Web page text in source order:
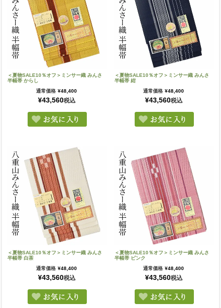
＜夏物SALE10％オフ＞ミンサー織 みんさ
半幅帯 からし
通常価格 ¥48,400
¥43,560税込
＜夏物SALE10％オフ＞ミンサー織 みんさ
半幅帯 紺
通常価格 ¥48,400
¥43,560税込
＜夏物SALE10％オフ＞ミンサー織 みんさ
半幅帯 白茶
通常価格 ¥48,400
¥43,560税込
＜夏物SALE10％オフ＞ミンサー織 みんさ
半幅帯 ピンク
通常価格 ¥48,400
¥43,560税込